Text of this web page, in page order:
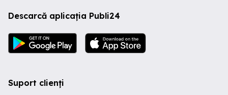
Descarcă aplicația Publi24
Suport clienți